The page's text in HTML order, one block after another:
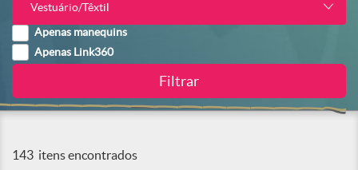
Vestuário/Têxtil
Apenas manequins
Apenas Link360
143 itens encontrados